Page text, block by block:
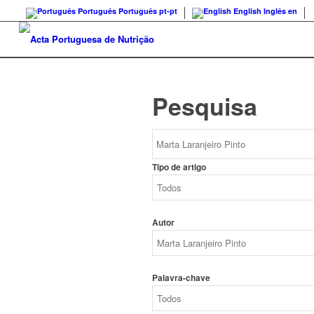
Português Português pt-pt English Inglês en
Pesquisa
Tipo de artigo
Autor
Palavra-chave